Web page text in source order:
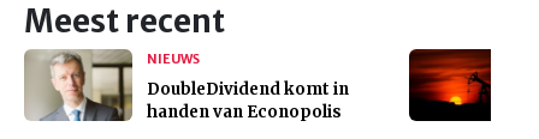
Meest recent
NIEUWS
DoubleDividend komt in
handen van Econopolis